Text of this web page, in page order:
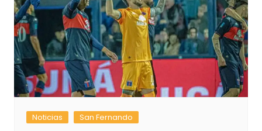
Noticias San Fernando